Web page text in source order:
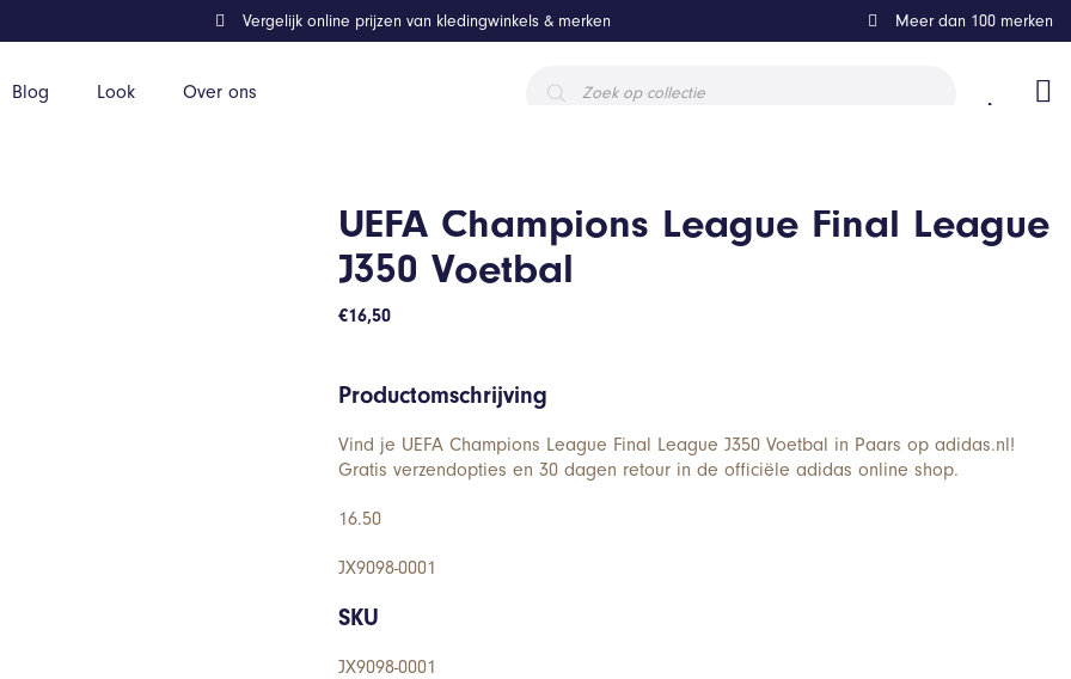
Blog Look Over ons
zoeken
Vergelijk online prijzen van kledingwinkels & merken Meer dan 100 merken
UEFA Champions League Final League
J350 Voetbal
€16,50
Productomschrijving
Vind je UEFA Champions League Final League J350 Voetbal in Paars op adidas.nl!
Gratis verzendopties en 30 dagen retour in de officiële adidas online shop.
16.50
JX9098-0001
SKU
JX9098-0001